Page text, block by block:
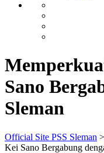
Sano
Sleman
Official Site PSS Sleman >
Kei Sano Bergabung